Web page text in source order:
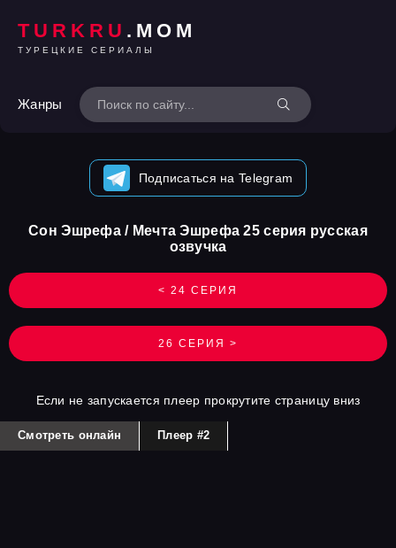
TURKRU .MOM
ТУРЕЦКИЕ СЕРИАЛЫ
Жанры
Подписаться на Telegram
< 24 СЕРИЯ
Сон Эшрефа / Мечта Эшрефа 25 серия русская
озвучка
26 СЕРИЯ >
Если не запускается плеер прокрутите страницу вниз
Смотреть онлайн Плеер #2